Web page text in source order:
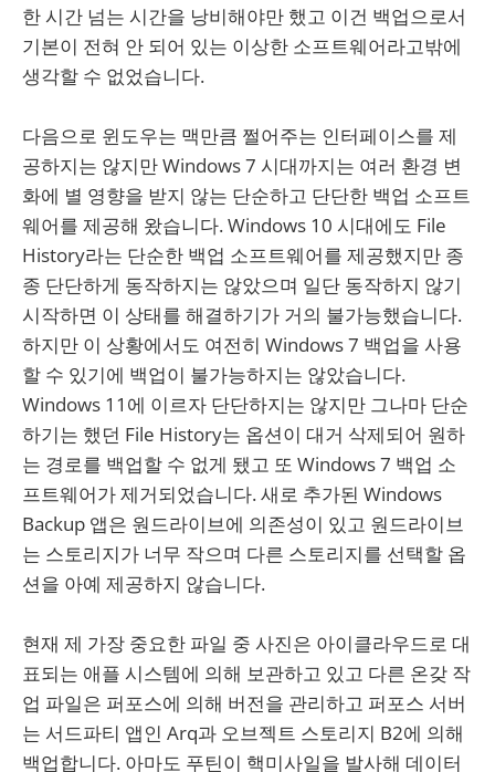
한 시간 넘는 시간을 낭비해야만 했고 이건 백업으로서
기본이 전혀 안 되어 있는 이상한 소프트웨어라고밖에
생각할 수 없었습니다.
다음으로 윈도우는 맥만큼 쩔어주는 인터페이스를 제
공하지는 않지만 Windows 7 시대까지는 여러 환경 변
화에 별 영향을 받지 않는 단순하고 단단한 백업 소프트
웨어를 제공해 왔습니다. Windows 10 시대에도 File
History라는 단순한 백업 소프트웨어를 제공했지만 종
종 단단하게 동작하지는 않았으며 일단 동작하지 않기
시작하면 이 상태를 해결하기가 거의 불가능했습니다.
하지만 이 상황에서도 여전히 Windows 7 백업을 사용
할 수 있기에 백업이 불가능하지는 않았습니다.
Windows 11에 이르자 단단하지는 않지만 그나마 단순
하기는 했던 File History는 옵션이 대거 삭제되어 원하
는 경로를 백업할 수 없게 됐고 또 Windows 7 백업 소
프트웨어가 제거되었습니다. 새로 추가된 Windows
Backup 앱은 원드라이브에 의존성이 있고 원드라이브
는 스토리지가 너무 작으며 다른 스토리지를 선택할 옵
션을 아예 제공하지 않습니다.
현재 제 가장 중요한 파일 중 사진은 아이클라우드로 대
표되는 애플 시스템에 의해 보관하고 있고 다른 온갖 작
업 파일은 퍼포스에 의해 버전을 관리하고 퍼포스 서버
는 서드파티 앱인 Arq과 오브젝트 스토리지 B2에 의해
백업합니다. 아마도 푸틴이 핵미사일을 발사해 데이터